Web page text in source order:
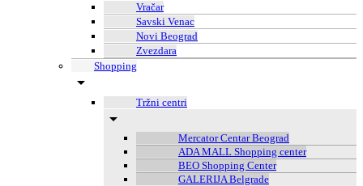
Vračar
Savski Venac
Novi Beograd
Zvezdara
Shopping
Tržni centri
Mercator Centar Beograd
ADA MALL Shopping center
BEO Shopping Center
GALERIJA Belgrade